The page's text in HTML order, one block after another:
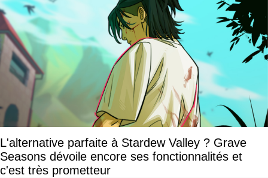
L'alternative parfaite à Stardew Valley ? Grave
Seasons dévoile encore ses fonctionnalités et
c'est très prometteur